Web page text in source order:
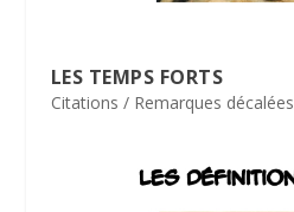
LES TEMPS FORTS
Citations / Remarques décalées